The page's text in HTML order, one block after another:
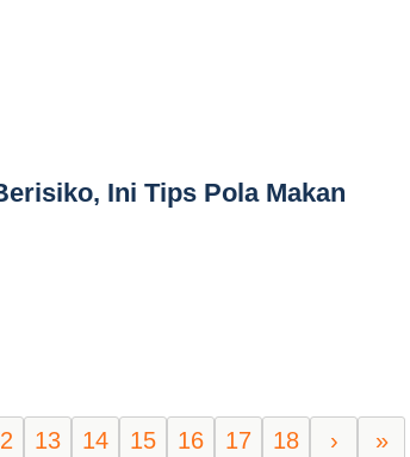
Ini Tips Pola Makan
13 14 15 16 17 18 › »